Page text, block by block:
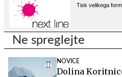
Ne spreglejte
NOVICE
Dolina